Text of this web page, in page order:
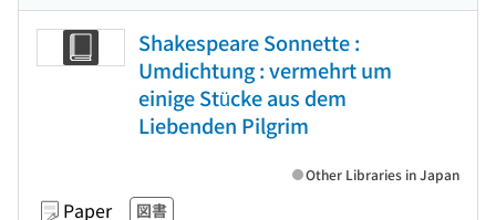
Shakespeare Sonnette :
Umdichtung : vermehrt um
einige Stücke aus dem
Liebenden Pilgrim
Paper 図書
Other Libraries in Japan